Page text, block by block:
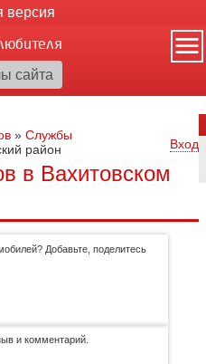
версия
» Службы
район Вход
в Вахитовском
Добавьте, поделитесь
и комментарий.